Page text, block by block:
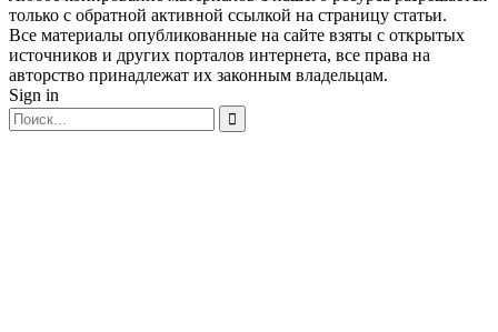
только с обратной активной ссылкой на страницу статьи.
Все материалы опубликованные на сайте взяты с открытых
источников и других порталов интернета, все права на
авторство принадлежат их законным владельцам.
Sign in